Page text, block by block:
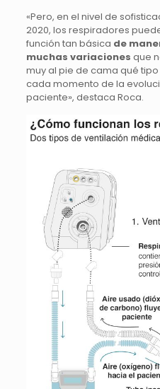
«Pero, en el nivel de
2020, los respiradores
función tan básica de
muchas variaciones que
muy al pie de cama qué
cada momento de la
paciente», destaca Roca.